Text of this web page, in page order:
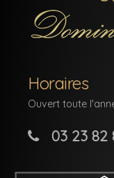
Horaires
Ouvert toute
03 23 82